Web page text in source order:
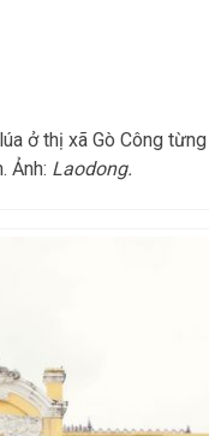
ở thị xã Gò Công
Ảnh: Laodong.